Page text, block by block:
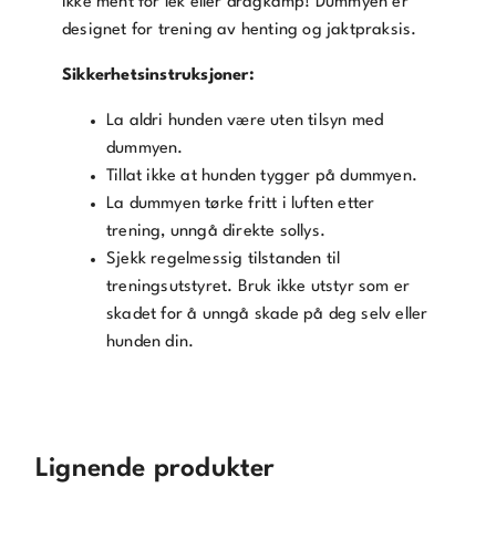
designet for trening av henting og jaktpraksis.
Sikkerhetsinstruksjoner:
La aldri hunden være uten tilsyn med
dummyen.
Tillat ikke at hunden tygger på dummyen.
La dummyen tørke fritt i luften etter
trening, unngå direkte sollys.
Sjekk regelmessig tilstanden til
treningsutstyret. Bruk ikke utstyr som er
skadet for å unngå skade på deg selv eller
hunden din.
Lignende produkter